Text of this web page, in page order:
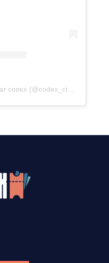
Une publication partagée par ᴄᴏᴅᴇx (@codex_cine)